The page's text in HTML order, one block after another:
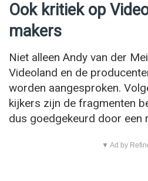
Ook kritiek op
makers
Niet alleen Andy van der
Videoland en de
worden aangesproken.
kijkers zijn de fragmenten
dus goedgekeurd door een
▼ Ad by